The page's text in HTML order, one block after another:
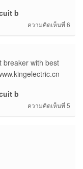
b
ความคิดเห็นที่ 6
breaker with best
b
ความคิดเห็นที่ 5